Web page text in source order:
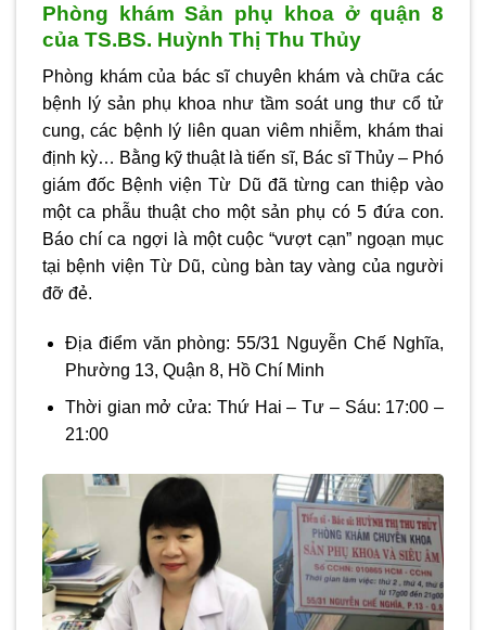
Phòng khám Sản phụ khoa ở quận 8
của TS.BS. Huỳnh Thị Thu Thủy
Phòng khám của bác sĩ chuyên khám và chữa các
bệnh lý sản phụ khoa như tầm soát ung thư cổ tử
cung, các bệnh lý liên quan viêm nhiễm, khám thai
định kỳ… Bằng kỹ thuật là tiến sĩ, Bác sĩ Thủy – Phó
giám đốc Bệnh viện Từ Dũ đã từng can thiệp vào
một ca phẫu thuật cho một sản phụ có 5 đứa con.
Báo chí ca ngợi là một cuộc “vượt cạn” ngoạn mục
tại bệnh viện Từ Dũ, cùng bàn tay vàng của người
đỡ đẻ.
Địa điểm văn phòng: 55/31 Nguyễn Chế Nghĩa,
Phường 13, Quận 8, Hồ Chí Minh
Thời gian mở cửa: Thứ Hai – Tư – Sáu: 17:00 –
21:00